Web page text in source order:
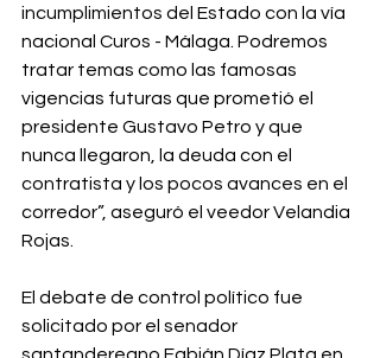
incumplimientos del Estado con la vía
nacional Curos - Málaga. Podremos
tratar temas como las famosas
vigencias futuras que prometió el
presidente Gustavo Petro y que
nunca llegaron, la deuda con el
contratista y los pocos avances en el
corredor”, aseguró el veedor Velandia
Rojas.
El debate de control político fue
solicitado por el senador